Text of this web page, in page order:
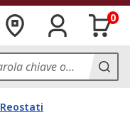
0
Reostati